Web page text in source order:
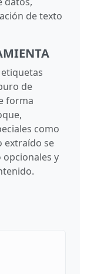
de texto
de
forma
como
extraído se
y